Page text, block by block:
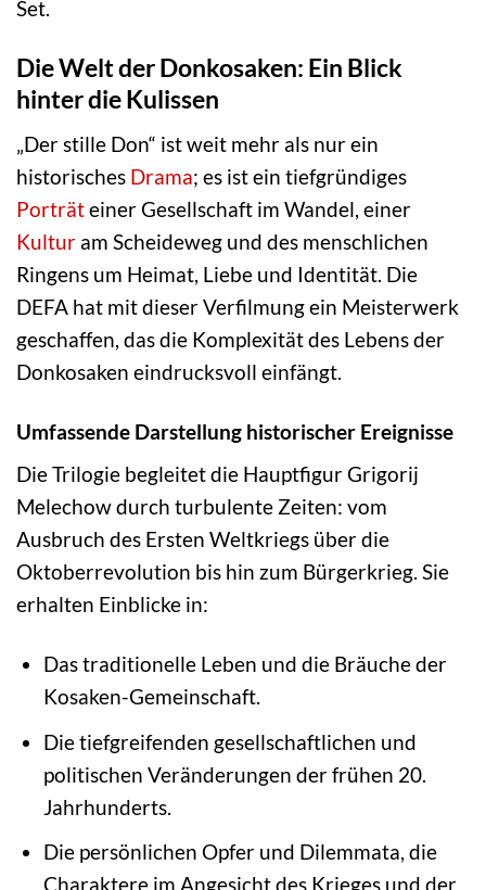
Set.
Die Welt der Donkosaken: Ein Blick
hinter die Kulissen
„Der stille Don“ ist weit mehr als nur ein
historisches Drama; es ist ein tiefgründiges
Porträteiner Gesellschaft im Wandel, einer
Kultur am Scheideweg und des menschlichen
Ringens um Heimat, Liebe und Identität. Die
DEFA hat mit dieser Verfilmung ein Meisterwerk
geschaffen, das die Komplexität des Lebens der
Donkosaken eindrucksvoll einfängt.
Umfassende Darstellung historischer Ereignisse
Die Trilogie begleitet die Hauptfigur Grigorij
Melechow durch turbulente Zeiten: vom
Ausbruch des Ersten Weltkriegs über die
Oktoberrevolution bis hin zum Bürgerkrieg. Sie
erhalten Einblicke in:
Das traditionelle Leben und die Bräuche der
Kosaken-Gemeinschaft.
Die tiefgreifenden gesellschaftlichen und
politischen Veränderungen der frühen 20.
Jahrhunderts.
Die persönlichen Opfer und Dilemmata, die
Charaktere im Angesicht des Krieges und der